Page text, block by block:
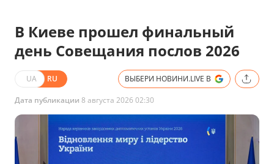
В Киеве прошел финальный
день Совещания послов 2026
UA RU ВЫБЕРИ НОВИНИ.LIVE В
Дата публикации 8 августа 2026 02:30